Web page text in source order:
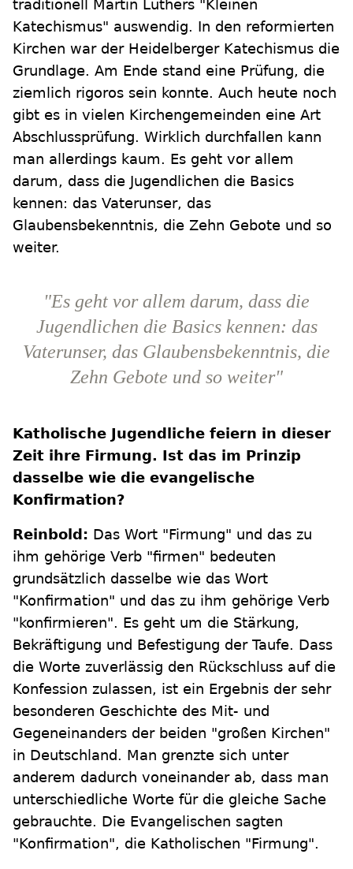
traditionell Martin Luthers "Kleinen
Katechismus" auswendig. In den reformierten
Kirchen war der Heidelberger Katechismus die
Grundlage. Am Ende stand eine Prüfung, die
ziemlich rigoros sein konnte. Auch heute noch
gibt es in vielen Kirchengemeinden eine Art
Abschlussprüfung. Wirklich durchfallen kann
man allerdings kaum. Es geht vor allem
darum, dass die Jugendlichen die Basics
kennen: das Vaterunser, das
Glaubensbekenntnis, die Zehn Gebote und so
weiter.
"Es geht vor allem darum, dass die
Jugendlichen die Basics kennen: das
Vaterunser, das Glaubensbekenntnis, die
Zehn Gebote und so weiter"
Katholische Jugendliche feiern in dieser
Zeit ihre Firmung. Ist das im Prinzip
dasselbe wie die evangelische
Konfirmation?
Reinbold: Das Wort "Firmung" und das zu
ihm gehörige Verb "firmen" bedeuten
grundsätzlich dasselbe wie das Wort
"Konfirmation" und das zu ihm gehörige Verb
"konfirmieren". Es geht um die Stärkung,
Bekräftigung und Befestigung der Taufe. Dass
die Worte zuverlässig den Rückschluss auf die
Konfession zulassen, ist ein Ergebnis der sehr
besonderen Geschichte des Mit- und
Gegeneinanders der beiden "großen Kirchen"
in Deutschland. Man grenzte sich unter
anderem dadurch voneinander ab, dass man
unterschiedliche Worte für die gleiche Sache
gebrauchte. Die Evangelischen sagten
"Konfirmation", die Katholischen "Firmung".